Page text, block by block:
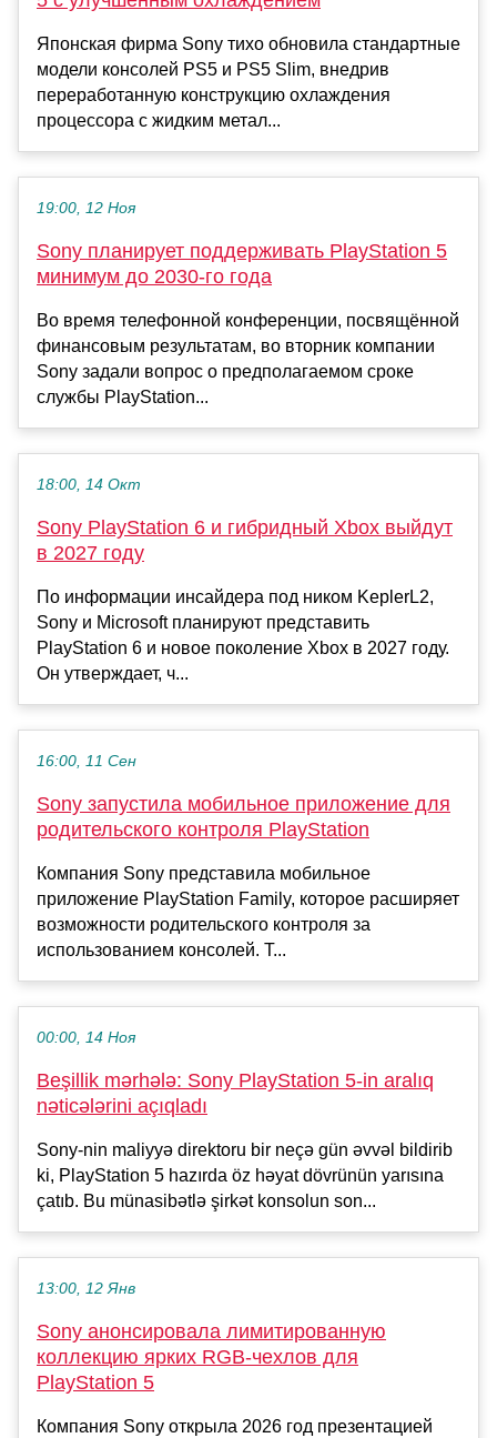
Японская фирма Sony тихо обновила стандартные
модели консолей PS5 и PS5 Slim, внедрив
переработанную конструкцию охлаждения
процессора с жидким метал...
19:00, 12 Ноя
Sony планирует поддерживать PlayStation 5
минимум до 2030-го года
Во время телефонной конференции, посвящённой
финансовым результатам, во вторник компании
Sony задали вопрос о предполагаемом сроке
службы PlayStation...
18:00, 14 Окт
Sony PlayStation 6 и гибридный Xbox выйдут
в 2027 году
По информации инсайдера под ником KeplerL2,
Sony и Microsoft планируют представить
PlayStation 6 и новое поколение Xbox в 2027 году.
Он утверждает, ч...
16:00, 11 Сен
Sony запустила мобильное приложение для
родительского контроля PlayStation
Компания Sony представила мобильное
приложение PlayStation Family, которое расширяет
возможности родительского контроля за
использованием консолей. Т...
00:00, 14 Ноя
Beşillik mərhələ: Sony PlayStation 5-in aralıq
nəticələrini açıqladı
Sony-nin maliyyə direktoru bir neçə gün əvvəl bildirib
ki, PlayStation 5 hazırda öz həyat dövrünün yarısına
çatıb. Bu münasibətlə şirkət konsolun son...
13:00, 12 Янв
Sony анонсировала лимитированную
коллекцию ярких RGB-чехлов для
PlayStation 5
Компания Sony открыла 2026 год презентацией